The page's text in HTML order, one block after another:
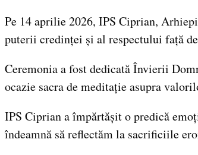
Pe 14 aprilie 2026, IPS Ciprian,
puterii credinței și al respectului față
Ceremonia a fost dedicată Învierii
ocazie sacra de meditație asupra
IPS Ciprian a împărtășit o predică
îndeamnă să reflectăm la sacrificiile